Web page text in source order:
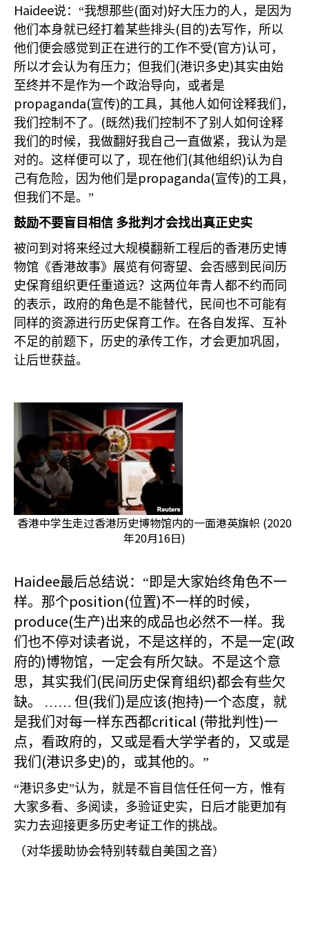
Haidee说：“我想那些(面对)好大压力的人，是因为
他们本身就已经打着某些排头( 目的)去写作，所以
他们便会感觉到正在进行的工作不受(官方)认可，
所以才会认为有压力；但我们 (港识多史)其实由始
至终并不是作为一个政治导向，或者是
propaganda(宣传)的工具，其他人如何诠释我们，
我们控制不了。 (既然)我们控制不了别人如何诠释
我们的时候，我做翻好我自己一直做紧，我认为是
对的。这样便可以了，现在他们 (其他组织)认为自
己有危险，因为他们是propaganda(宣传)的工具，
但我们不是。”
鼓励不要盲目相信 多批判才会找出真正史实
被问到对将来经过大规模翻新工程后的香港历史博
物馆《香港故事》展览有何寄望、会否感到民间历
史保育组织更任重道远？这两位年青人都不约而同
的表示，政府的角色是不能替代，民间也不可能有
同样的资源进行历史保育工作。在各自发挥、互补
不足的前题下，历史的承传工作，才会更加巩固，
让后世获益。
香港中学生走过香港历史博物馆内的一面港英旗帜 (2020
年20月16日)
Haidee最后总结说：“即是大家始终角色不一
样。那个position(位置)不一样的时候，
produce(生产)出来的成品也必然不一样。我
们也不停对读者说，不是这样的，不是一定(政
府的)博物馆，一定会有所欠缺。不是这个意
思，其实我们 (民间历史保育组织)都会有些欠
缺。
…… 但(我们 )是应该(抱持)一个态度，就
是我们对每一样东西都critical (带批判性)一
点，看政府的，又或是看大学学者的，又或是
我们 (港识多史)的，或其他的。”
“港识多史”认为，就是不盲目信任任何一方，惟有
大家多看、多阅读，多验证史实，日后才能更加有
实力去迎接更多历史考证工作的挑战。
（对华援助协会特别转载自美国之音）